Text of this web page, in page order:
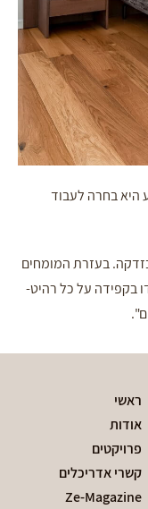
היא בחרה לעבוד
בעזרת המומחים
בקפידה על כל רהיט-
ראשי
אודות
פרויקטים
קשרי אדריכלים
Ze-Magazine